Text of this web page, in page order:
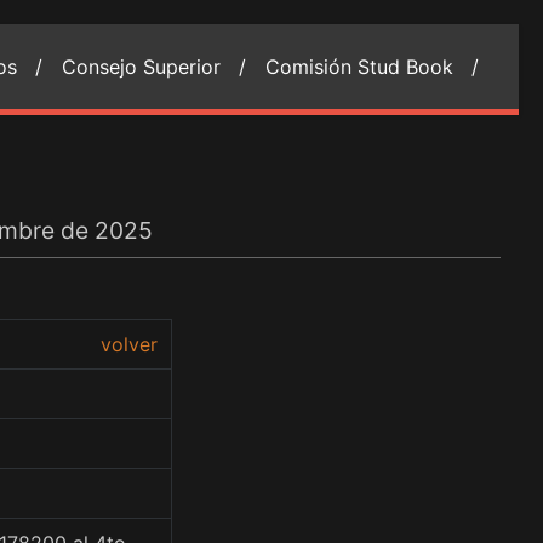
/ Consejo Superior / Comisión Stud Book /
de 2025
volver